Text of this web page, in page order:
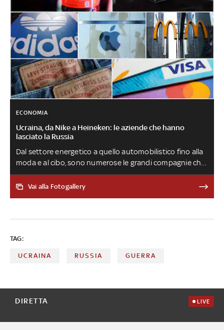
ECONOMIA
Ucraina, da Nike a Heineken: le aziende che hanno
lasciato la Russia
Dal settore energetico a quello automobilistico fino alla
moda e al cibo, sono numerose le grandi compagnie che
dall'inizio del conflitto hanno deciso di andarsene da
Mosca e dintorni
Vai alla Fotogallery
TAG:
UCRAINA RUSSIA GUERRA
DIRETTA LIVE